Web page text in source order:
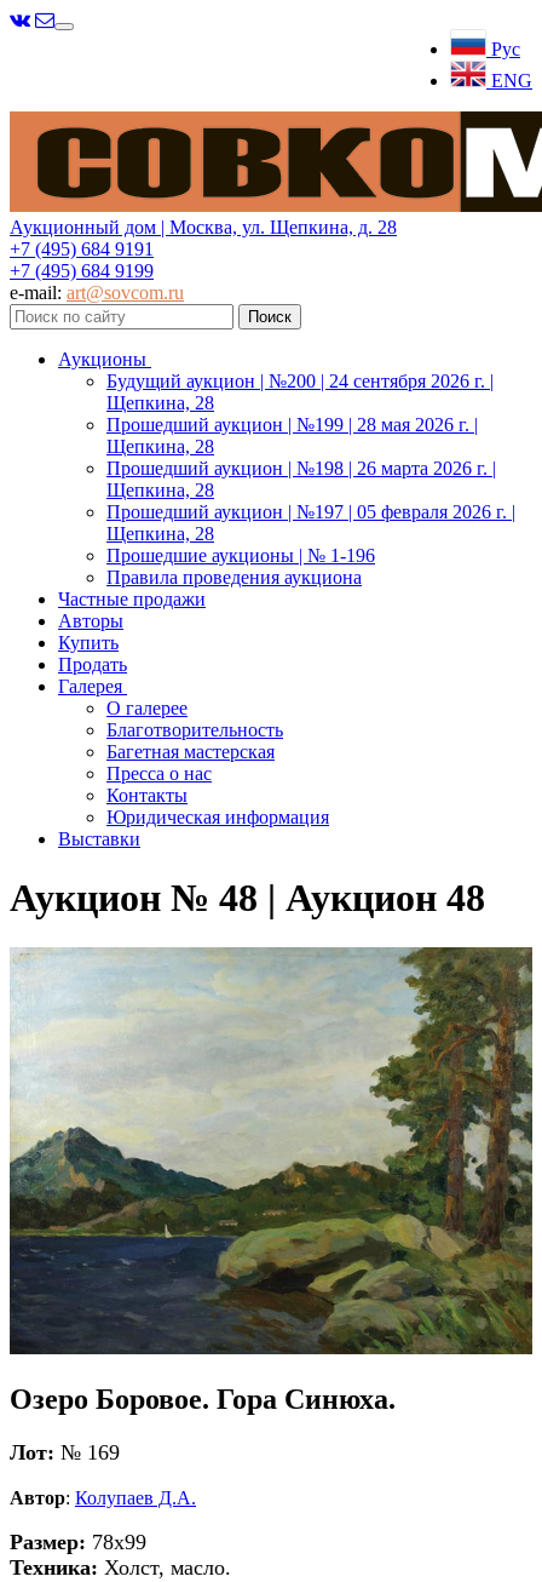
Рус
ENG
Меню
Аукционный дом | Москва, ул. Щепкина, д. 28
+7 (495) 684 9191
+7 (495) 684 9199
e-mail: art@sovcom.ru
Аукционы
Будущий аукцион | №200 | 24 сентября 2026 г. |
Щепкина, 28
Прошедший аукцион | №199 | 28 мая 2026 г. |
Щепкина, 28
Прошедший аукцион | №198 | 26 марта 2026 г. |
Щепкина, 28
Прошедший аукцион | №197 | 05 февраля 2026 г. |
Щепкина, 28
Прошедшие аукционы | № 1-196
Правила проведения аукциона
Частные продажи
Авторы
Купить
Продать
Галерея
О галерее
Благотворительность
Багетная мастерская
Пресса о нас
Контакты
Юридическая информация
Выставки
Аукцион № 48 | Аукцион 48
Озеро Боровое. Гора Синюха.
Лот: № 169
Автор: Колупаев Д.А.
Размер: 78х99
Техника: Холст, масло.